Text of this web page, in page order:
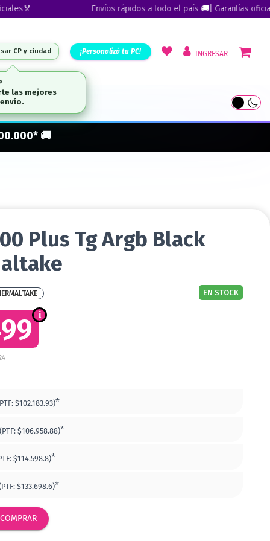
Envíos rápidos a todo el país 🚚| Garantías oficiales🏅
CP y ciudad ¡Personalizá tu PC! INGRESAR
🚚
Plus Tg Argb Black
EN STOCK
$102.183.93)*
(PTF: $106.958.88)*
$114.598.8)*
$133.698.6)*